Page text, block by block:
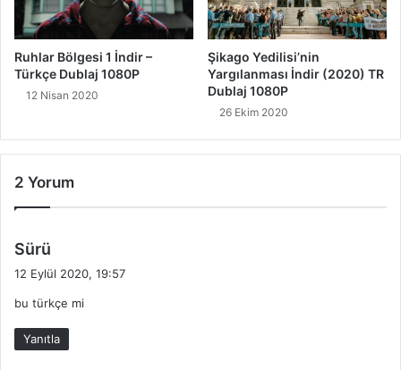
Ruhlar Bölgesi 1 İndir –
Türkçe Dublaj 1080P
12 Nisan 2020
Şikago Yedilisi’nin
Yargılanması İndir (2020) TR
Dublaj 1080P
26 Ekim 2020
2 Yorum
Sürü
i
k
i
12 Eylül 2020, 19:57
bu türkçe mi
Yanıtla